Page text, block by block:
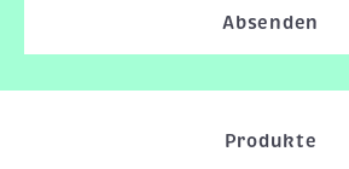
Absenden
Produkte